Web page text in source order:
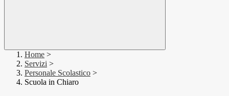
Home >
Servizi >
Personale Scolastico >
Scuola in Chiaro